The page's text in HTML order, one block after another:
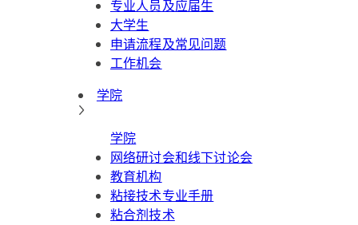
专业人员及应届生
大学生
申请流程及常见问题
工作机会
学院
学院
网络研讨会和线下讨论会
教育机构
粘接技术专业手册
粘合剂技术